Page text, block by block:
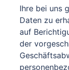
Ihre bei uns
Daten zu
auf
der